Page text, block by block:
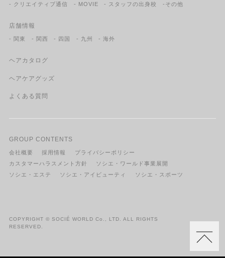
- クリエイティブ通信 - MOVIE - スタッフの出身校 -その他
店舗情報
- 関東 - 関西 - 四国 - 九州 - 海外
ヘアカタログ
ヘアケアグッズ
よくある質問
GROUP CONTENTS
会社概要 採用情報
プライバシーポリシー
カスタマーハラスメント方針
ソシエ・ワールド事業展開
ソシエ・エステ
ソシエ・アイビューティ ソシエ・スポーツ
COPYRIGHT © SOCIÉ WORLD Co., LTD. ALL RIGHTS
RESERVED.